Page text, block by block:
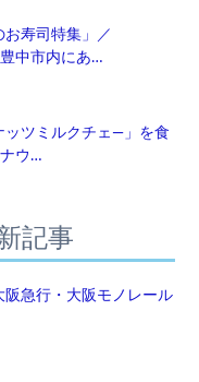
寿司特集」／
豊中市内にあ…
ッツミルクチェ―」を食
ウ…
記事
急行・大阪モノレール